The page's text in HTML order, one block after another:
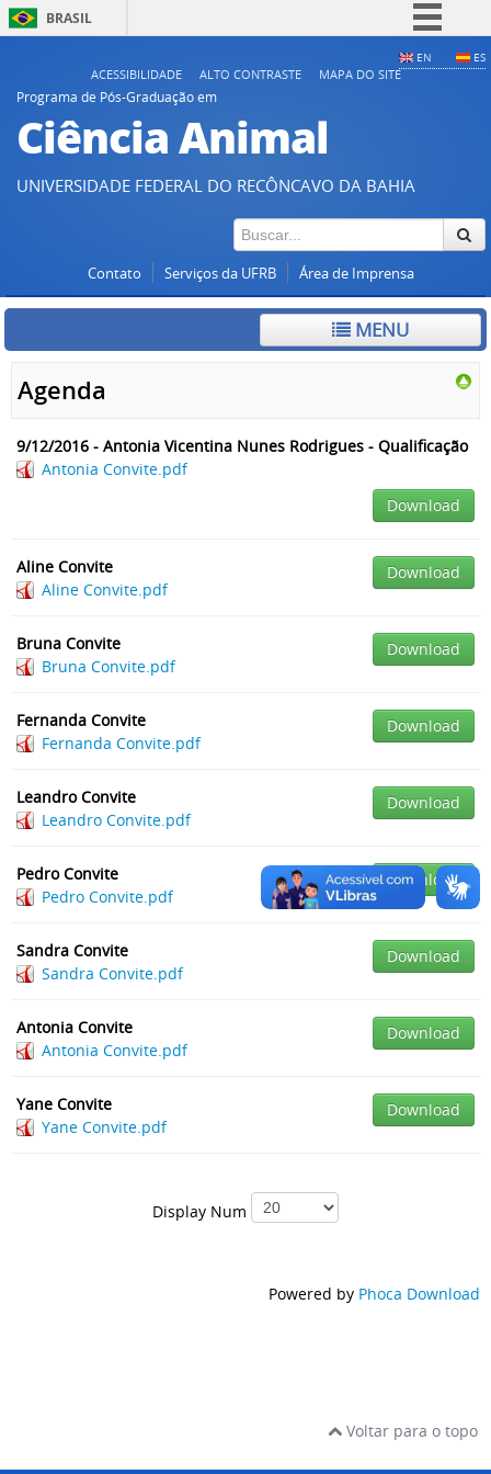
BRASIL
Participe
Acesso à informação
Legislação
EN ES
ACESSIBILIDADE ALTO CONTRASTE
MAPA DO SITE
Programa de Pós-Graduação em
Ciência Animal
UNIVERSIDADE FEDERAL DO RECÔNCAVO DA BAHIA
Contato Serviços da UFRB Área de Imprensa
MENU
Agenda
9/12/2016 - Antonia Vicentina Nunes Rodrigues - Qualificação
Antonia Convite.pdf
Download
Aline Convite
Aline Convite.pdf
Download
Bruna Convite
Bruna Convite.pdf
Download
Fernanda Convite
Fernanda Convite.pdf
Download
Leandro Convite
Leandro Convite.pdf
Download
Pedro Convite
Pedro Convite.pdf
Download
Sandra Convite
Sandra Convite.pdf
Download
Antonia Convite
Antonia Convite.pdf
Download
Yane Convite
Yane Convite.pdf
Download
Display Num
Powered by Phoca Download
Voltar para o topo